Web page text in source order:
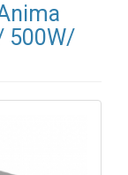
500W/